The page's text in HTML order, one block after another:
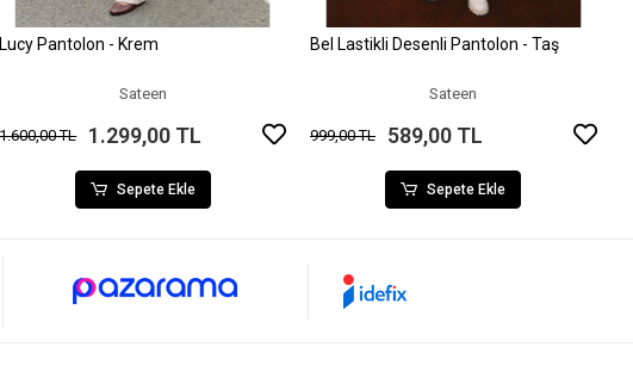
Sepete Ekle
Lucy Pantolon - Krem
Sateen
1.600,00 TL 1.299,00 TL
Sepete Ekle
Sepete Ekle
Bel Lastikli Desenli Pantolon - Taş
Sateen
999,00 TL 589,00 TL
Sepete Ekle